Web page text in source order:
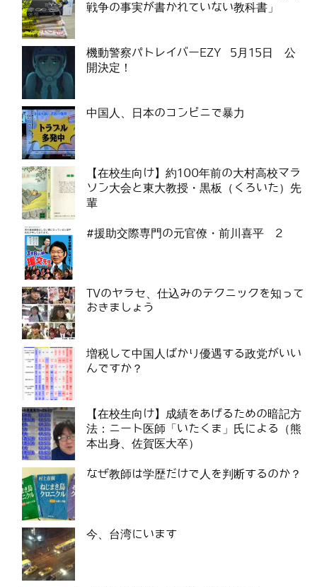
戦争の事実が書かれていない教科書」
機動警察パトレイバーEZY 5月15日 公
開決定！
中国人、日本のコンビニで暴力
【在校生向け】約100年前の大村高校マラ
ソン大会と東大教授・黒板（くろいた）先
輩
#援助交際専門の元官僚・前川喜平 2
TVのヤラセ、仕込みのテクニックを知って
おきましょう
増税して中国人ばかり優遇する政党がいい
んですか？
【在校生向け】成績をあげるための暗記方
法：ニート医師「いたくま」氏による（熊
本出身、佐賀医大卒）
なぜ教師は学歴だけで人を判断するのか？
今、台湾にいます